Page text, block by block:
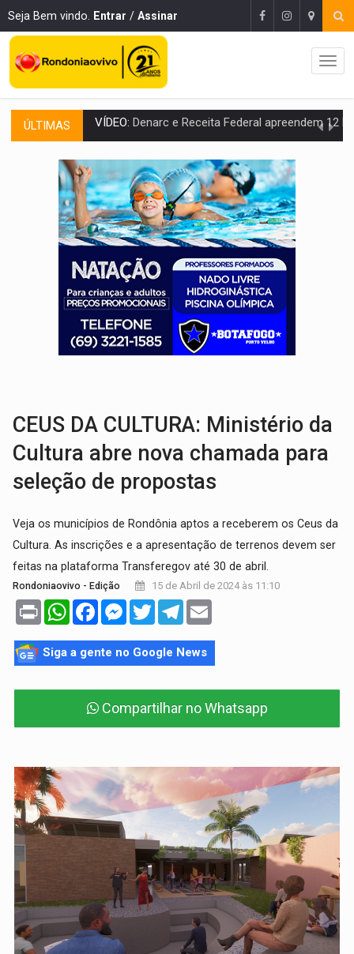
Seja Bem vindo. Entrar / Assinar
ÚLTIMAS OPERAÇÃO DA PC:Membros do CV são presos com armas e drogas após
ENTRADA GRATUITA:Espetáculo As Marias Somos Nós será
VÍDEO:Três são presos após furto de motocicleta em frente
CELEBRAÇÃO:Cerejeiras completa 43 anos de emancipação com
Anvisa desmente boato sobre presença de plástico ou
VÍDEO:Pitbulls fogem de residência e atacam casal de idosos
AÇÃO CONJUNTA:Forças policiais apreendem cerca de 1kg de
PF ESTÁ APURANDO:Flávio Bolsonaro escolhe Alfredo Gaspar como vice, alvo de
CEUS DA CULTURA: Ministério da
Cultura abre nova chamada para
seleção de propostas
Veja os municípios de Rondônia aptos a receberem os Ceus da
Cultura. As inscrições e a apresentação de terrenos devem ser
feitas na plataforma Transferegov até 30 de abril.
Rondoniaovivo - Edição 15 de Abril de 2024 às 11:10
Print WhatsAppFacebookMessenger
TwitterTelegram
Siga a gente no Google News
Compartilhar no Whatsapp